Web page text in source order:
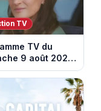
TV
TV du
9 août 2026
sélection pour
télé